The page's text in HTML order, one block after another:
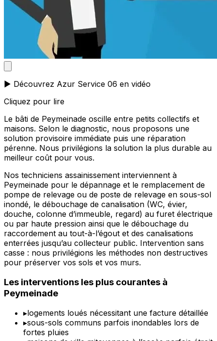
▶️ Découvrez Azur Service 06 en vidéo
Cliquez pour lire
Le bâti de Peymeinade oscille entre petits collectifs et
maisons. Selon le diagnostic, nous proposons une
solution provisoire immédiate puis une réparation
pérenne. Nous privilégions la solution la plus durable au
meilleur coût pour vous.
Nos techniciens assainissement interviennent à
Peymeinade pour le dépannage et le remplacement de
pompe de relevage ou de poste de relevage en sous-sol
inondé, le débouchage de canalisation (WC, évier,
douche, colonne d’immeuble, regard) au furet électrique
ou par haute pression ainsi que le débouchage du
raccordement au tout-à-l’égout et des canalisations
enterrées jusqu’au collecteur public. Intervention sans
casse : nous privilégions les méthodes non destructives
pour préserver vos sols et vos murs.
Les interventions les plus courantes à
Peymeinade
▸logements loués nécessitant une facture détaillée
▸sous-sols communs parfois inondables lors de
fortes pluies